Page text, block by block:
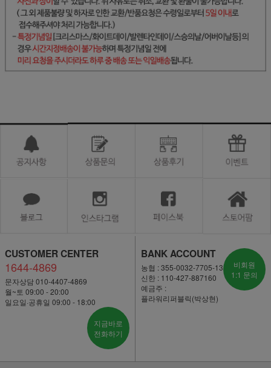
CUSTOMER CENTER
1644-4869
문자상담 010-4407-4869
월~토 09:00 - 20:00
일요일·공휴일 09:00 - 18:00
지금바로
전화하기
BANK ACCOUNT
농협 : 355-0032-7705-13
신한 : 110-427-887160
예금주 :
플라워리퍼블릭(박상현)
비회원
1:1 문의